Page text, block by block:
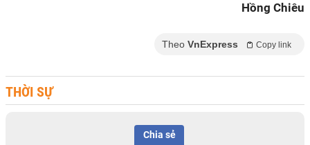
Hồng Chiêu
Theo VnExpress Copy link
THỜI SỰ
Chia sẻ